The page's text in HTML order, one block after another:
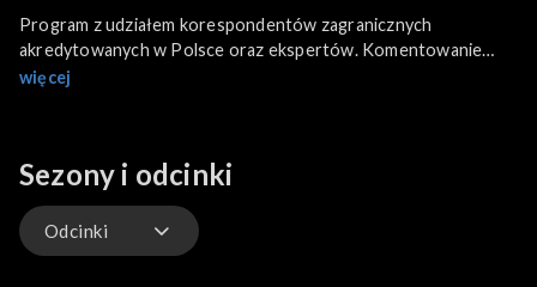
Program z udziałem korespondentów zagranicznych
akredytowanych w Polsce oraz ekspertów. Komentowanie
najciekawszych dla Polaków i Polonii wydarzeń z Polski, ale
więcej
Sezony i odcinki
Odcinki